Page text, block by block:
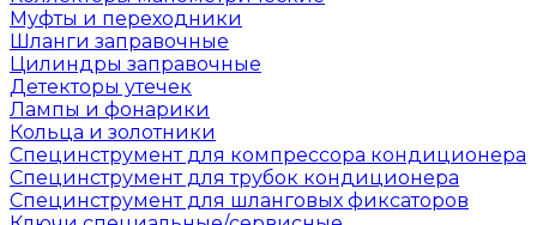
Муфты и переходники
Шланги заправочные
Цилиндры заправочные
Детекторы утечек
Лампы и фонарики
Кольца и золотники
Специнструмент для компрессора кондиционера
Специнструмент для трубок кондиционера
Специнструмент для шланговых фиксаторов